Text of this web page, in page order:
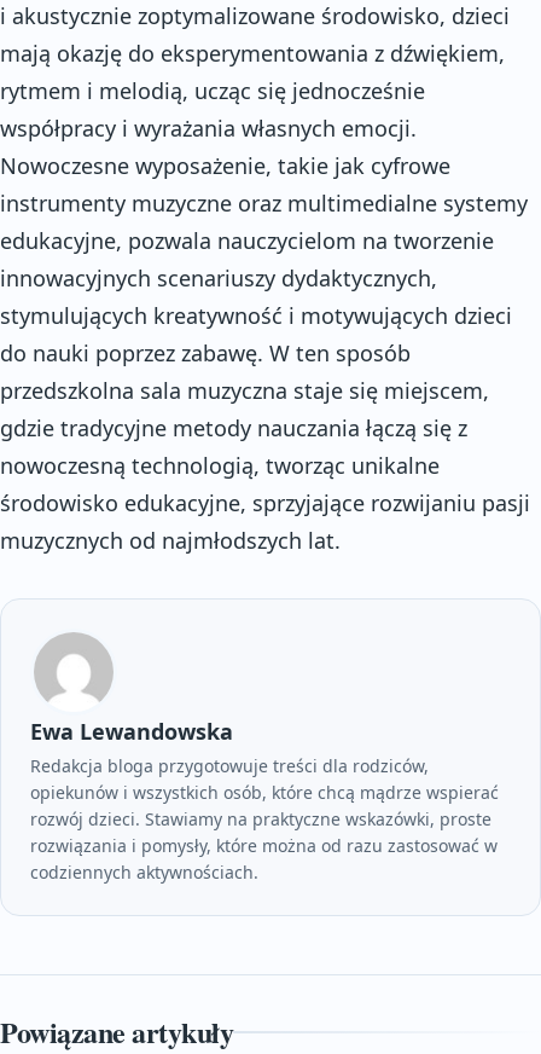
i akustycznie zoptymalizowane środowisko, dzieci
mają okazję do eksperymentowania z dźwiękiem,
rytmem i melodią, ucząc się jednocześnie
współpracy i wyrażania własnych emocji.
Nowoczesne wyposażenie, takie jak cyfrowe
instrumenty muzyczne oraz multimedialne systemy
edukacyjne, pozwala nauczycielom na tworzenie
innowacyjnych scenariuszy dydaktycznych,
stymulujących kreatywność i motywujących dzieci
do nauki poprzez zabawę. W ten sposób
przedszkolna sala muzyczna staje się miejscem,
gdzie tradycyjne metody nauczania łączą się z
nowoczesną technologią, tworząc unikalne
środowisko edukacyjne, sprzyjające rozwijaniu pasji
muzycznych od najmłodszych lat.
Ewa Lewandowska
Redakcja bloga przygotowuje treści dla rodziców,
opiekunów i wszystkich osób, które chcą mądrze wspierać
rozwój dzieci. Stawiamy na praktyczne wskazówki, proste
rozwiązania i pomysły, które można od razu zastosować w
codziennych aktywnościach.
Powiązane artykuły